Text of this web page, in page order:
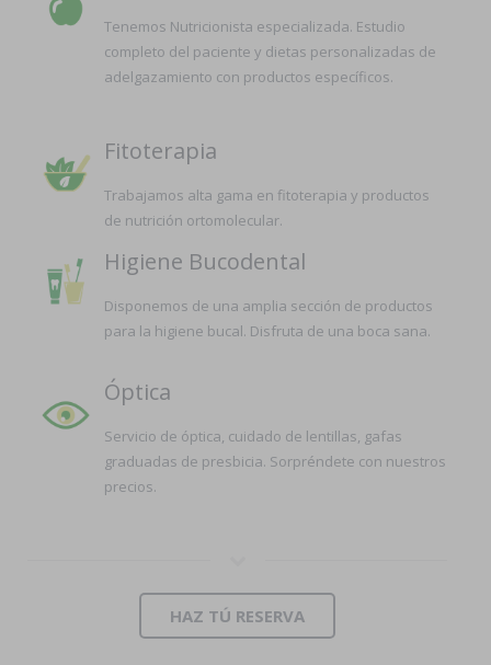
Tenemos Nutricionista especializada. Estudio
completo del paciente y dietas personalizadas de
adelgazamiento con productos específicos.
Fitoterapia
Trabajamos alta gama en fitoterapia y productos
de nutrición ortomolecular.
Higiene Bucodental
Disponemos de una amplia sección de productos
para la higiene bucal. Disfruta de una boca sana.
Óptica
Servicio de óptica, cuidado de lentillas, gafas
graduadas de presbicia. Sorpréndete con nuestros
precios.
HAZ TÚ RESERVA